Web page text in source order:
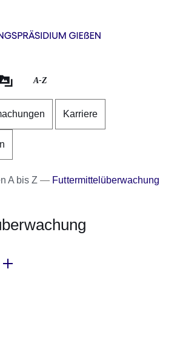
Direkt zum Kopf der
Direkt zum Inhalt
Direkt zum Fuß der
A-Z
Karriere
A bis Z Futtermittelüberwachung